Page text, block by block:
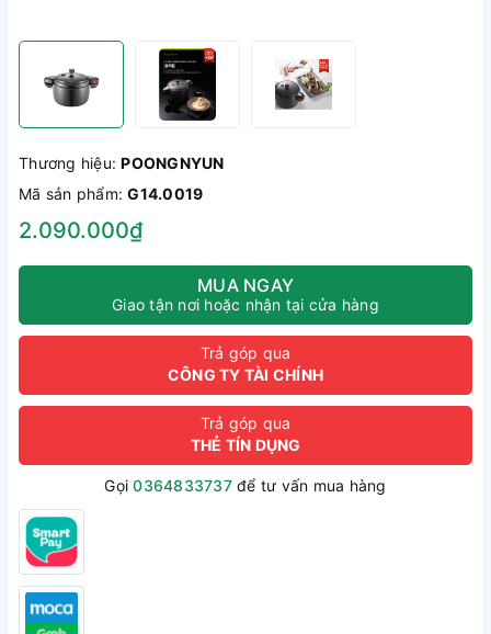
Thương hiệu:POONGNYUN
Mã sản phẩm:G14.0019
2.090.000₫
MUA NGAY
Giao tận nơi hoặc nhận tại cửa hàng
Trả góp qua
CÔNG TY TÀI CHÍNH
Trả góp qua
THẺ TÍN DỤNG
Gọi0364833737để tư vấn mua hàng